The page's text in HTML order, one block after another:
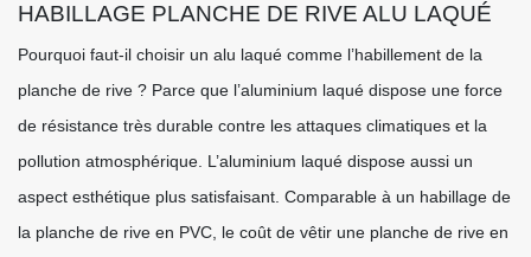
HABILLAGE PLANCHE DE RIVE ALU LAQUÉ
Pourquoi faut-il choisir un alu laqué comme l’habillement de la
planche de rive ? Parce que l’aluminium laqué dispose une force
de résistance très durable contre les attaques climatiques et la
pollution atmosphérique. L’aluminium laqué dispose aussi un
aspect esthétique plus satisfaisant. Comparable à un habillage de
la planche de rive en PVC, le coût de vêtir une planche de rive en